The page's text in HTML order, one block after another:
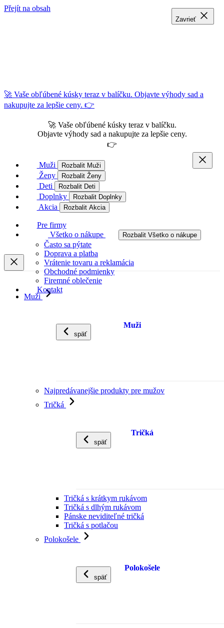
Přejít na obsah
🚀 Vaše obľúbené kúsky teraz v balíčku. Objavte výhody sad a
nakupujte za lepšie ceny. 👉
🚀 Vaše obľúbené kúsky teraz v balíčku.
Objavte výhody sad a nakupujte za lepšie ceny.
👉
Muži Rozbalit Muži
Ženy Rozbalit Ženy
Deti Rozbalit Deti
Doplnky Rozbalit Doplnky
Akcia Rozbalit Akcia
Pre firmy
Všetko o nákupe
Rozbalit Všetko o nákupe
Často sa pýtate
Doprava a platba
Vrátenie tovaru a reklamácia
Obchodné podmienky
Firemné oblečenie
Kontakt
Muži
späť
Muži
Najpredávanejšie produkty pre mužov
Tričká
späť
Tričká
Tričká s krátkym rukávom
Tričká s dlhým rukávom
Pánske neviditeľné tričká
Tričká s potlačou
Polokošele
späť
Polokošele
Zavrieť
Zavrieť
Zavrieť